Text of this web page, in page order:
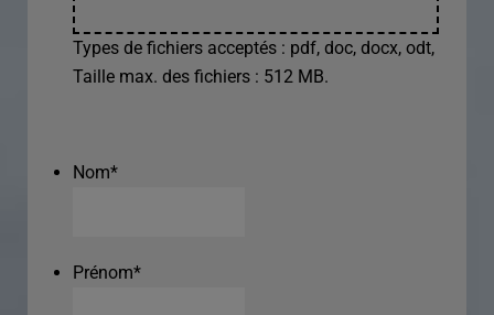
Types de fichiers acceptés : pdf, doc, docx, odt,
Taille max. des fichiers : 512 MB.
Nom*
Prénom*